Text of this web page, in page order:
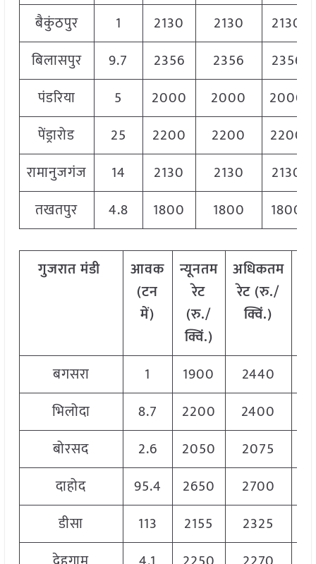
बैकुंठपुर
1 2130 2130
2130
बिलासपुर
9.7 2356 2356
2356
पंडरिया
5 2000 2000
2000
पेंड्रारोड
25 2200 2200
2200
रामानुजगंज
14 2130 2130
2130
तखतपुर
4.8 1800 1800 1800
गुजरातमंडी
आवक
(टन
में)
न्यूनतम
रेट
(रु./
क्विं.)
अधिकतम
रेट (रु./
क्विं.)
बगसरा 1 1900 2440
भिलोदा
8.7 2200 2400
बोरसद
2.6 2050 2075
दाहोद
95.4 2650 2700
डीसा
113 2155 2325